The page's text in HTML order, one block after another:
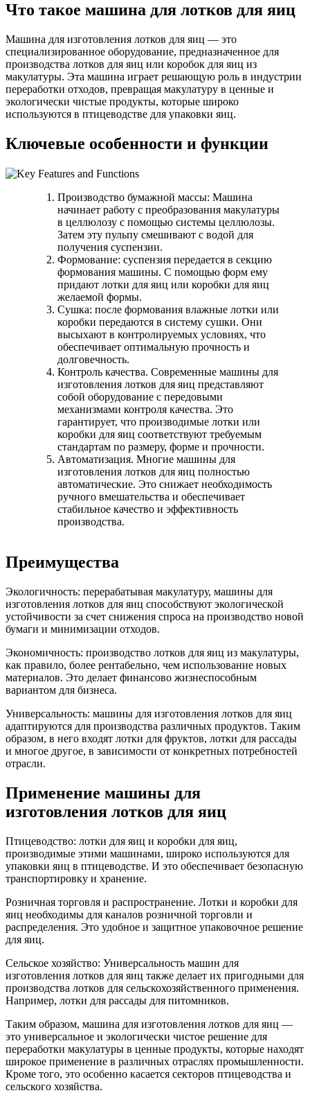
Что такое машина для лотков для яиц
Машина для изготовления лотков для яиц — это
специализированное оборудование, предназначенное для
производства лотков для яиц или коробок для яиц из
макулатуры. Эта машина играет решающую роль в индустрии
переработки отходов, превращая макулатуру в ценные и
экологически чистые продукты, которые широко
используются в птицеводстве для упаковки яиц.
Ключевые особенности и функции
Производство бумажной массы: Машина
начинает работу с преобразования макулатуры
в целлюлозу с помощью системы целлюлозы.
Затем эту пульпу смешивают с водой для
получения суспензии.
Формование: суспензия передается в секцию
формования машины. С помощью форм ему
придают лотки для яиц или коробки для яиц
желаемой формы.
Сушка: после формования влажные лотки или
коробки передаются в систему сушки. Они
высыхают в контролируемых условиях, что
обеспечивает оптимальную прочность и
долговечность.
Контроль качества. Современные машины для
изготовления лотков для яиц представляют
собой оборудование с передовыми
механизмами контроля качества. Это
гарантирует, что производимые лотки или
коробки для яиц соответствуют требуемым
стандартам по размеру, форме и прочности.
Автоматизация. Многие машины для
изготовления лотков для яиц полностью
автоматические. Это снижает необходимость
ручного вмешательства и обеспечивает
стабильное качество и эффективность
производства.
Преимущества
Экологичность: перерабатывая макулатуру, машины для
изготовления лотков для яиц способствуют экологической
устойчивости за счет снижения спроса на производство новой
бумаги и минимизации отходов.
Экономичность: производство лотков для яиц из макулатуры,
как правило, более рентабельно, чем использование новых
материалов. Это делает финансово жизнеспособным
вариантом для бизнеса.
Универсальность: машины для изготовления лотков для яиц
адаптируются для производства различных продуктов. Таким
образом, в него входят лотки для фруктов, лотки для рассады
и многое другое, в зависимости от конкретных потребностей
отрасли.
Применение машины для
изготовления лотков для яиц
Птицеводство: лотки для яиц и коробки для яиц,
производимые этими машинами, широко используются для
упаковки яиц в птицеводстве. И это обеспечивает безопасную
транспортировку и хранение.
Розничная торговля и распространение. Лотки и коробки для
яиц необходимы для каналов розничной торговли и
распределения. Это удобное и защитное упаковочное решение
для яиц.
Сельское хозяйство: Универсальность машин для
изготовления лотков для яиц также делает их пригодными для
производства лотков для сельскохозяйственного применения.
Например, лотки для рассады для питомников.
Таким образом, машина для изготовления лотков для яиц —
это универсальное и экологически чистое решение для
переработки макулатуры в ценные продукты, которые находят
широкое применение в различных отраслях промышленности.
Кроме того, это особенно касается секторов птицеводства и
сельского хозяйства.